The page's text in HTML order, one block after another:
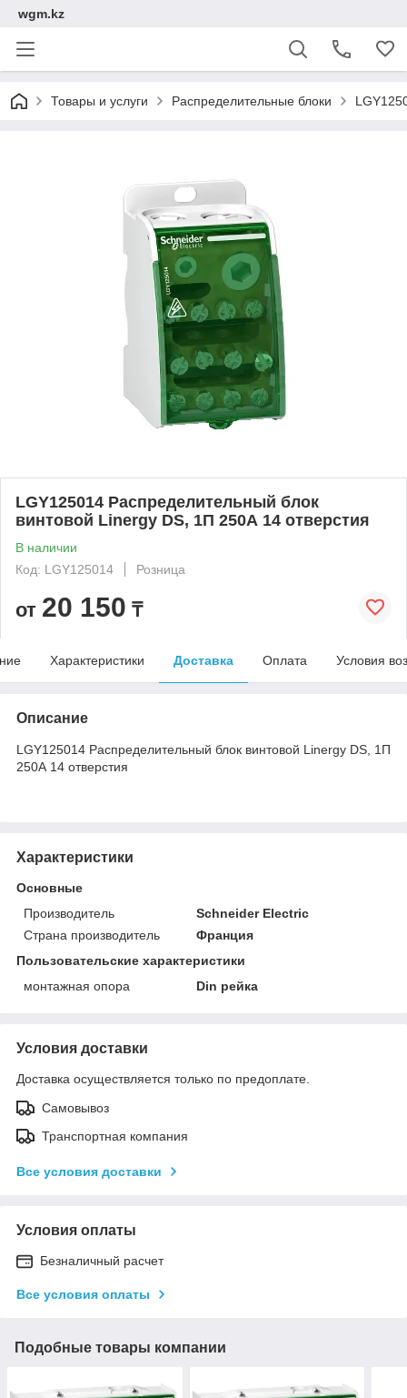
wgm.kz
Товары и услуги Распределительные блоки
LGY125014 Распределительный блок
винтовой Linergy DS, 1П 250А 14 отверстия
В наличии
Код: LGY125014
Розница
от 20 150 ₸
Характеристики Доставка Оплата Условия
Описание
LGY125014 Распределительный блок винтовой Linergy DS, 1П
250А 14 отверстия
Характеристики
Основные
Производитель
Schneider Electric
Страна производитель
Франция
Пользовательские характеристики
монтажная опора
Din рейка
Условия доставки
Доставка осуществляется только по предоплате.
Самовывоз
Транспортная компания
Все условия доставки
Условия оплаты
Безналичный расчет
Все условия оплаты
Подобные товары компании